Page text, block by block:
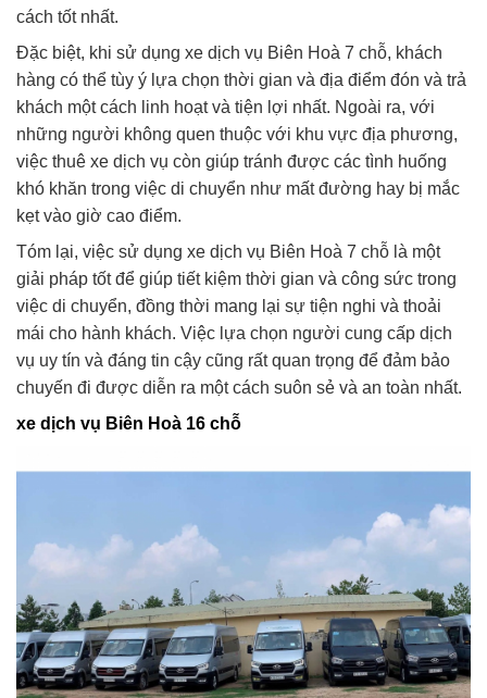
cách tốt nhất.
Đặc biệt, khi sử dụng xe dịch vụ Biên Hoà 7 chỗ, khách
hàng có thể tùy ý lựa chọn thời gian và địa điểm đón và trả
khách một cách linh hoạt và tiện lợi nhất. Ngoài ra, với
những người không quen thuộc với khu vực địa phương,
việc thuê xe dịch vụ còn giúp tránh được các tình huống
khó khăn trong việc di chuyển như mất đường hay bị mắc
kẹt vào giờ cao điểm.
Tóm lại, việc sử dụng xe dịch vụ Biên Hoà 7 chỗ là một
giải pháp tốt để giúp tiết kiệm thời gian và công sức trong
việc di chuyển, đồng thời mang lại sự tiện nghi và thoải
mái cho hành khách. Việc lựa chọn người cung cấp dịch
vụ uy tín và đáng tin cậy cũng rất quan trọng để đảm bảo
chuyến đi được diễn ra một cách suôn sẻ và an toàn nhất.
xe dịch vụ Biên Hoà 16 chỗ